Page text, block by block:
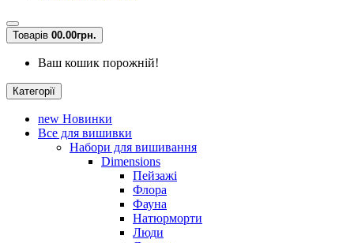
Товарів 00.00грн.
Ваш кошик порожній!
Категорії
new Новинки
Все для вишивки
Набори для вишивання
Dimensions
Пейзажі
Флора
Фауна
Натюрморти
Люди